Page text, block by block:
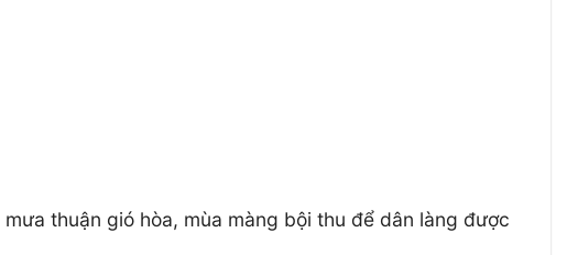
thuận gió hòa, mùa màng bội thu để dân làng được